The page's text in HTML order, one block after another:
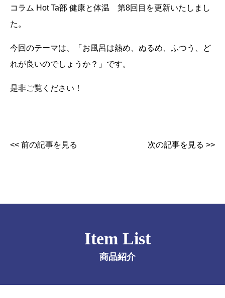
コラム Hot Ta部 健康と体温 第8回目を更新いたしまし
た。
今回のテーマは、「お風呂は熱め、ぬるめ、ふつう、ど
れが良いのでしょうか？」です。
是非ご覧ください！
<< 前の記事を見る 次の記事を見る >>
Item List
商品紹介